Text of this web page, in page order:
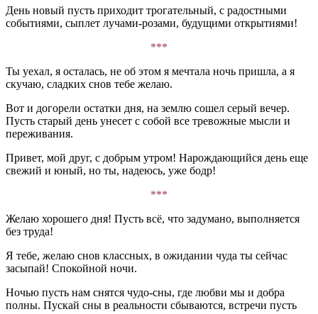
День новый пусть приходит трогательный, с радостными
событиями, сыплет лучами-розами, будущими открытиями!
***
Ты уехал, я осталась, не об этом я мечтала ночь пришла, а я
скучаю, сладких снов тебе желаю.
Вот и догорели остатки дня, на землю сошел серый вечер.
Пусть старый день унесет с собой все тревожные мысли и
переживания.
Привет, мой друг, с добрым утром! Нарождающийся день еще
свежий и юный, но ты, надеюсь, уже бодр!
***
Желаю хорошего дня! Пусть всё, что задумано, выполняется
без труда!
Я тебе, желаю снов классных, в ожидании чуда ты сейчас
засыпай! Спокойной ночи.
Ночью пусть нам снятся чудо-сны, где любви мы и добра
полны. Пускай сны в реальности сбываются, встречи пусть